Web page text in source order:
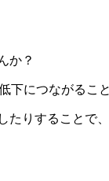
か？
下につながるこ
たりすることで、